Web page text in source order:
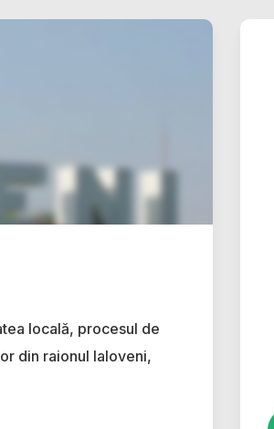
locală, procesul de
din raionul Ialoveni,